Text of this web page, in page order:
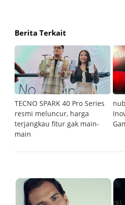
Berita Terkait
TECNO SPARK 40 Pro Series
resmi meluncur, harga
terjangkau fitur gak main-
main